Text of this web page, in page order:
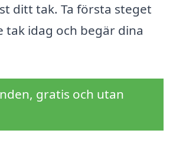
ditt tak. Ta första steget
idag och begär dina
gratis och utan